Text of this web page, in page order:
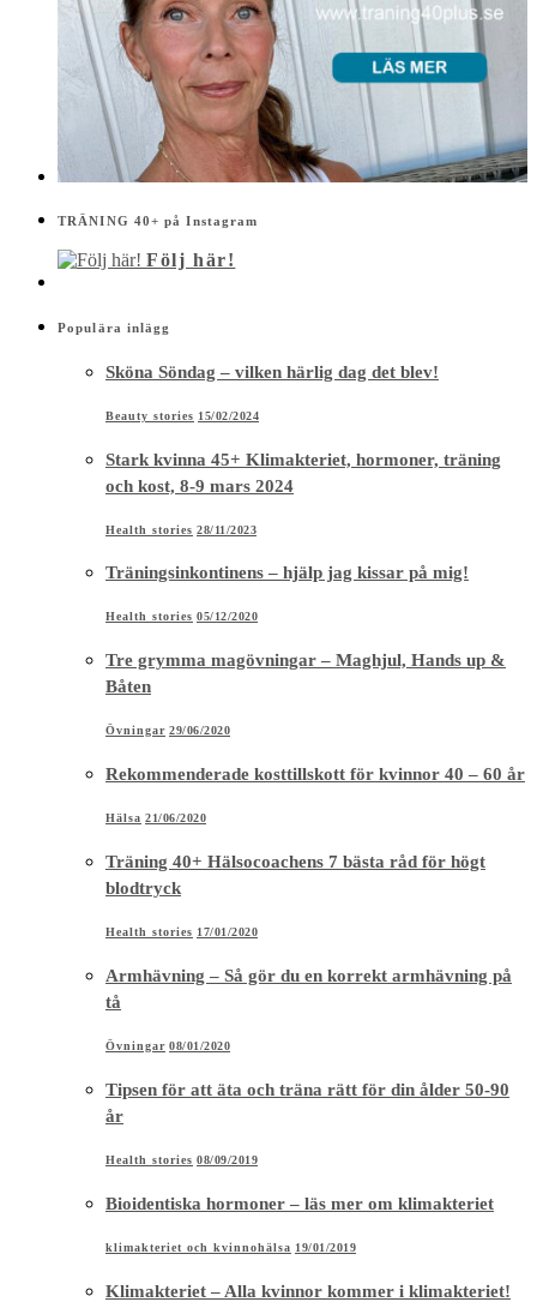
TRÄNING 40+ på Instagram
Följ här!
Populära inlägg
Sköna Söndag – vilken härlig dag det blev!
Beauty stories 15/02/2024
Stark kvinna 45+ Klimakteriet, hormoner, träning
och kost, 8-9 mars 2024
Health stories 28/11/2023
Träningsinkontinens – hjälp jag kissar på mig!
Health stories 05/12/2020
Tre grymma magövningar – Maghjul, Hands up &
Båten
Övningar 29/06/2020
Rekommenderade kosttillskott för kvinnor 40 – 60 år
Hälsa 21/06/2020
Träning 40+ Hälsocoachens 7 bästa råd för högt
blodtryck
Health stories 17/01/2020
Armhävning – Så gör du en korrekt armhävning på
tå
Övningar 08/01/2020
Tipsen för att äta och träna rätt för din ålder 50-90
år
Health stories 08/09/2019
Bioidentiska hormoner – läs mer om klimakteriet
klimakteriet och kvinnohälsa 19/01/2019
Klimakteriet – Alla kvinnor kommer i klimakteriet!